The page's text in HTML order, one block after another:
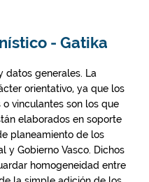
- Gatika
datos generales. La
orientativo, ya que los
vinculantes son los que
elaborados en soporte
planeamiento de los
y Gobierno Vasco. Dichos
homogeneidad entre